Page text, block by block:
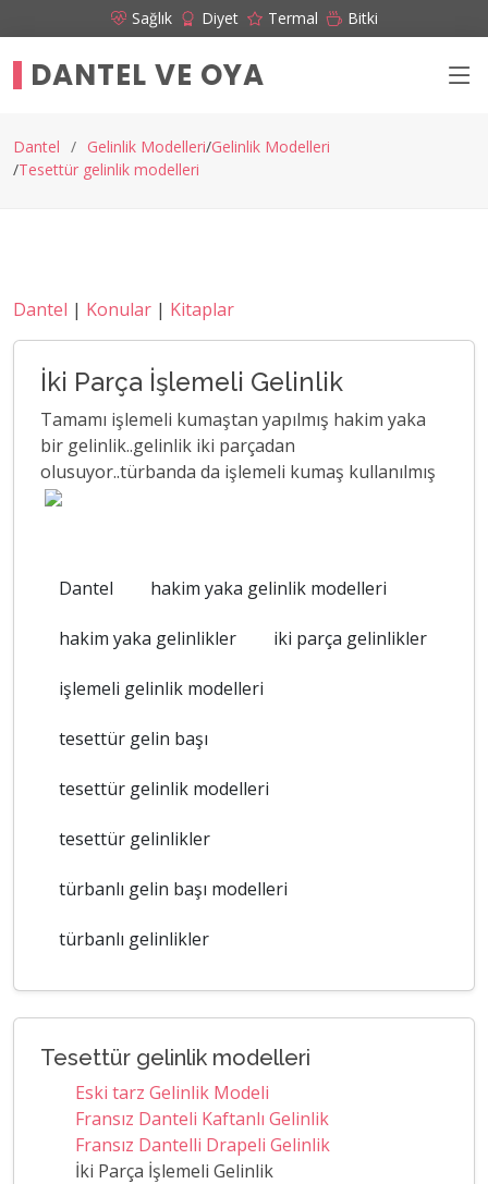
Sağlık Diyet Termal Bitki
DANTEL VE OYA
Dantel Gelinlik Modelleri Gelinlik Modelleri
Tesettür gelinlik modelleri
Dantel | Konular | Kitaplar
İki Parça İşlemeli Gelinlik
Tamamı işlemeli kumaştan yapılmış hakim yaka
bir gelinlik..gelinlik iki parçadan
olusuyor..türbanda da işlemeli kumaş kullanılmış
Dantel hakim yaka gelinlik modelleri
hakim yaka gelinlikler iki parça gelinlikler
işlemeli gelinlik modelleri
tesettür gelin başı
tesettür gelinlik modelleri
tesettür gelinlikler
türbanlı gelin başı modelleri
türbanlı gelinlikler
Tesettür gelinlik modelleri
Eski tarz Gelinlik Modeli
Fransız Danteli Kaftanlı Gelinlik
Fransız Dantelli Drapeli Gelinlik
İki Parça İşlemeli Gelinlik